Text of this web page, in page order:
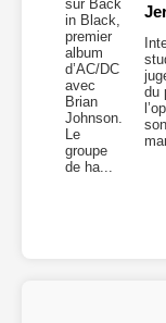
sur Back
in Black,
premier
album
d’AC/DC
avec
Brian
Johnson.
Le
groupe
de ha...
du